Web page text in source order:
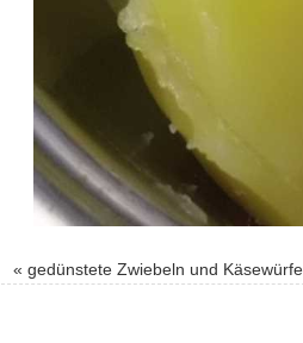
« gedünstete Zwiebeln und